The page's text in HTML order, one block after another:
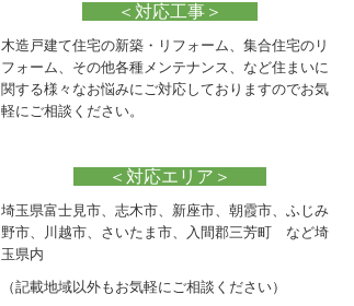
＜対応工事＞
木造戸建て住宅の新築・リフォーム、集合住宅のリ
フォーム、その他各種メンテナンス、など住まいに
関する様々なお悩みにご対応しておりますのでお気
軽にご相談ください。
＜対応エリア＞
埼玉県富士見市、志木市、新座市、朝霞市、ふじみ
野市、川越市、さいたま市、入間郡三芳町 など埼
玉県内
（記載地域以外もお気軽にご相談ください）